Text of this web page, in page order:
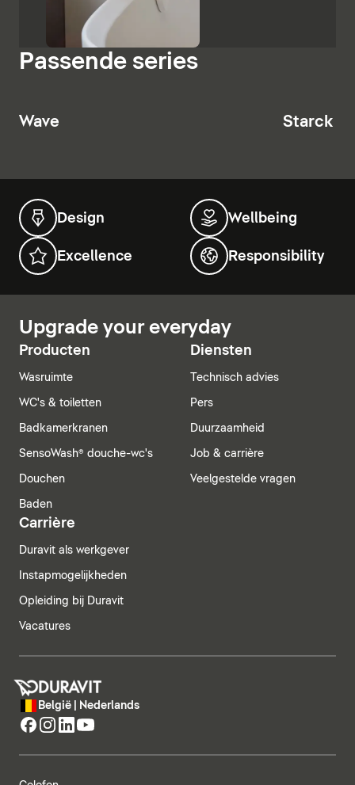
Passende series
Wave Starck T
Design Wellbeing
Excellence Responsibility
Upgrade your everyday
Producten
Wasruimte
WC's & toiletten
Badkamerkranen
SensoWash® douche-wc's
Douchen
Baden
Diensten
Technisch advies
Pers
Duurzaamheid
Job & carrière
Veelgestelde vragen
Carrière
Duravit als werkgever
Instapmogelijkheden
Opleiding bij Duravit
Vacatures
België | Nederlands